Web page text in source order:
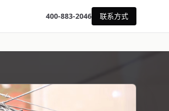
400-883-2046 联系方式